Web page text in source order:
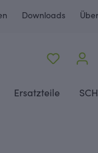
Downloads
Ersatzteile